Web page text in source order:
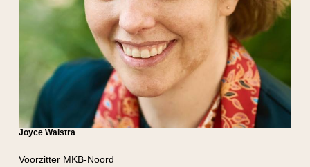
Voorzitter MKB-Noord
Joyce Walstra